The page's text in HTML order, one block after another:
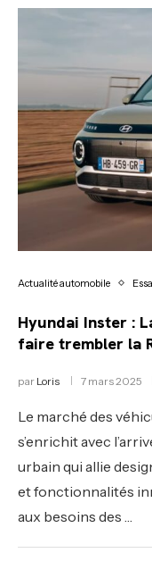
Actualité automobile
Hyundai Inster :
faire trembler la
par Loris 7 mars 2025
Le marché des
s’enrichit avec
urbain qui allie
et fonctionnalités
aux besoins des …